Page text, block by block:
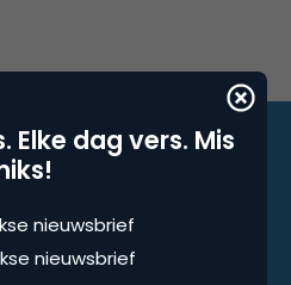
dag vers. Mis
nieuwsbrief
nieuwsbrief
dag vers. Mis niks!
nieuwsbrief